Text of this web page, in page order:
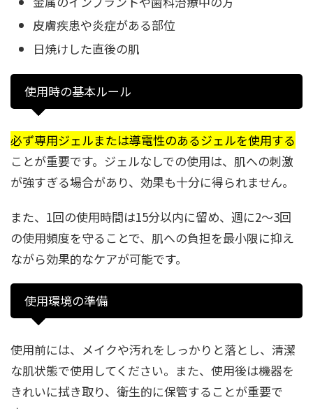
皮膚疾患や炎症がある部位
日焼けした直後の肌
使用時の基本ルール
必ず専用ジェルまたは導電性のあるジェルを使用する
ことが重要です。ジェルなしでの使用は、肌への刺激
が強すぎる場合があり、効果も十分に得られません。
また、1回の使用時間は15分以内に留め、週に2〜3回
の使用頻度を守ることで、肌への負担を最小限に抑え
ながら効果的なケアが可能です。
使用環境の準備
使用前には、メイクや汚れをしっかりと落とし、清潔
な肌状態で使用してください。また、使用後は機器を
きれいに拭き取り、衛生的に保管することが重要で